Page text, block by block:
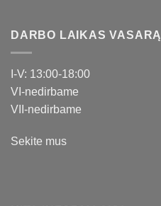
DARBO LAIKAS VASARĄ
I-V: 13:00-18:00
VI-nedirbame
VII-nedirbame
Sekite mus